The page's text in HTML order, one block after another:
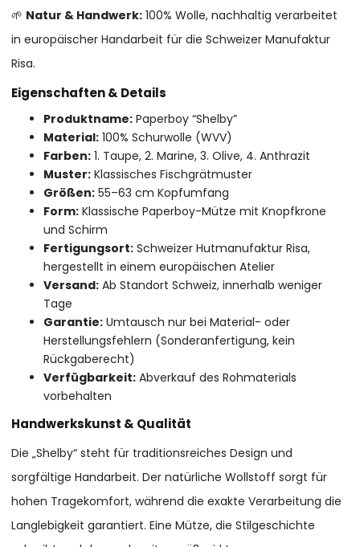
🌱 Natur & Handwerk: 100% Wolle, nachhaltig verarbeitet
in europäischer Handarbeit für die Schweizer Manufaktur
Risa.
Eigenschaften & Details
Produktname: Paperboy “Shelby”
Material: 100% Schurwolle (WVV)
Farben: 1. Taupe, 2. Marine, 3. Olive, 4. Anthrazit
Muster: Klassisches Fischgrätmuster
Größen: 55–63 cm Kopfumfang
Form: Klassische Paperboy-Mütze mit Knopfkrone
und Schirm
Fertigungsort: Schweizer Hutmanufaktur Risa,
hergestellt in einem europäischen Atelier
Versand: Ab Standort Schweiz, innerhalb weniger
Tage
Garantie: Umtausch nur bei Material- oder
Herstellungsfehlern (Sonderanfertigung, kein
Rückgaberecht)
Verfügbarkeit: Abverkauf des Rohmaterials
vorbehalten
Handwerkskunst & Qualität
Die „Shelby“ steht für traditionsreiches Design und
sorgfältige Handarbeit. Der natürliche Wollstoff sorgt für
hohen Tragekomfort, während die exakte Verarbeitung die
Langlebigkeit garantiert. Eine Mütze, die Stilgeschichte